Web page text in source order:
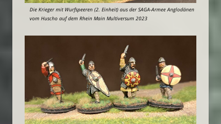
Die Krieger mit Wurfspeeren (2. Einheit) aus der SAGA-Armee Anglodänen
vom Huscho auf dem Rhein Main Multiversum 2023